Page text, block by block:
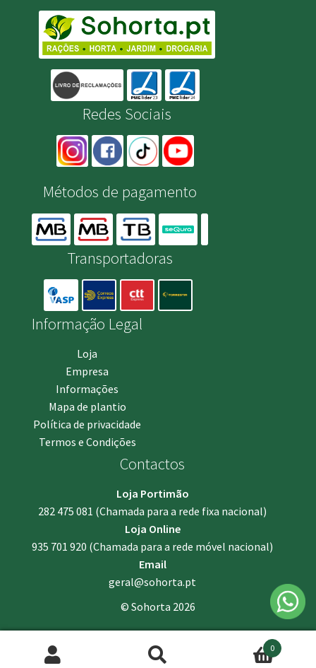
Redes Sociais
Métodos de pagamento
Transportadoras
Informação Legal
Loja
Empresa
Informações
Mapa de plantio
Política de privacidade
Termos e Condições
Contactos
Loja Portimão
282 475 081 (Chamada para a rede fixa nacional)
Loja Online
935 701 920 (Chamada para a rede móvel nacional)
Email
geral@sohorta.pt
© Sohorta 2026
Pesquisar
Pesquisa
0